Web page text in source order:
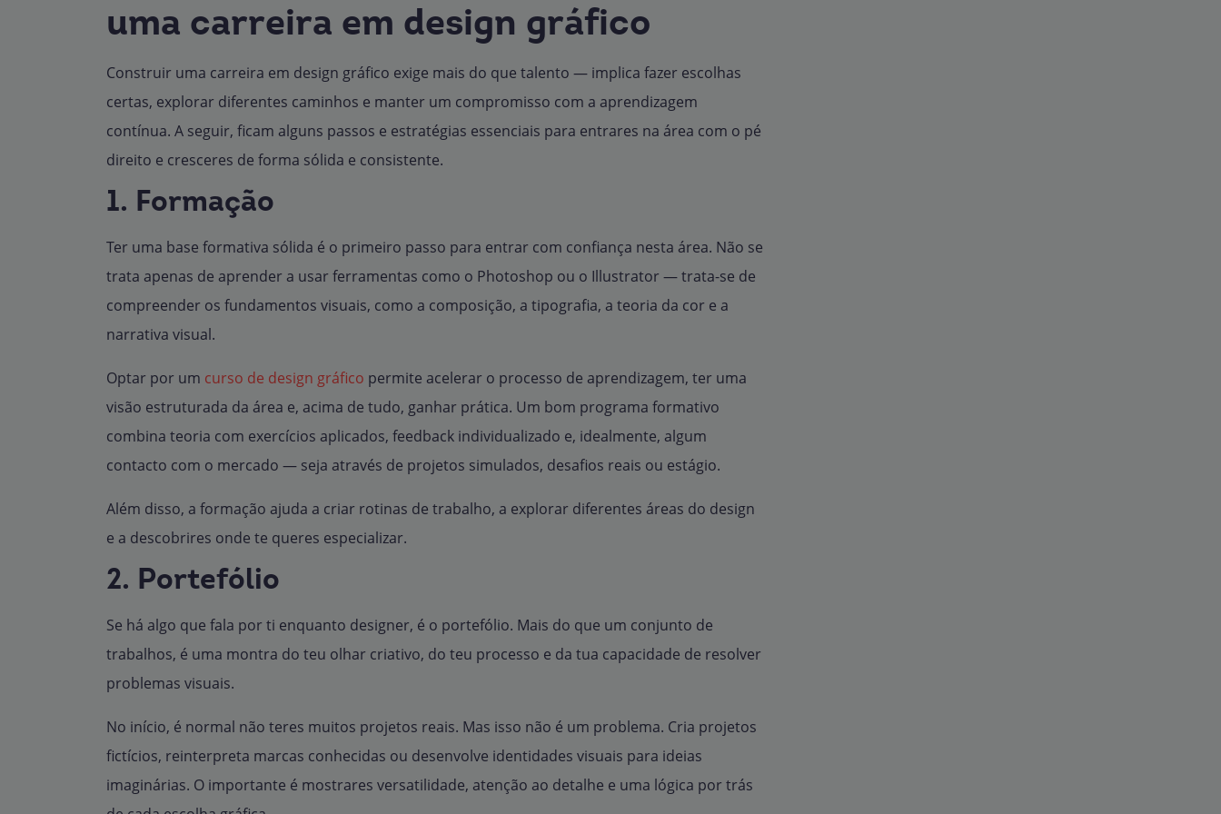
uma carreira em design gráfico
Construir uma carreira em design gráfico exige mais do que talento — implica fazer escolhas
certas, explorar diferentes caminhos e manter um compromisso com a aprendizagem
contínua. A seguir, ficam alguns passos e estratégias essenciais para entrares na área com o pé
direito e cresceres de forma sólida e consistente.
1. Formação
Ter uma base formativa sólida é o primeiro passo para entrar com confiança nesta área. Não se
trata apenas de aprender a usar ferramentas como o Photoshop ou o Illustrator — trata-se de
compreender os fundamentos visuais, como a composição, a tipografia, a teoria da cor e a
narrativa visual.
Optar por um curso de design gráfico permite acelerar o processo de aprendizagem, ter uma
visão estruturada da área e, acima de tudo, ganhar prática. Um bom programa formativo
combina teoria com exercícios aplicados, feedback individualizado e, idealmente, algum
contacto com o mercado — seja através de projetos simulados, desafios reais ou estágio.
Além disso, a formação ajuda a criar rotinas de trabalho, a explorar diferentes áreas do design
e a descobrires onde te queres especializar.
2. Portefólio
Se há algo que fala por ti enquanto designer, é o portefólio. Mais do que um conjunto de
trabalhos, é uma montra do teu olhar criativo, do teu processo e da tua capacidade de resolver
problemas visuais.
No início, é normal não teres muitos projetos reais. Mas isso não é um problema. Cria projetos
fictícios, reinterpreta marcas conhecidas ou desenvolve identidades visuais para ideias
imaginárias. O importante é mostrares versatilidade, atenção ao detalhe e uma lógica por trás